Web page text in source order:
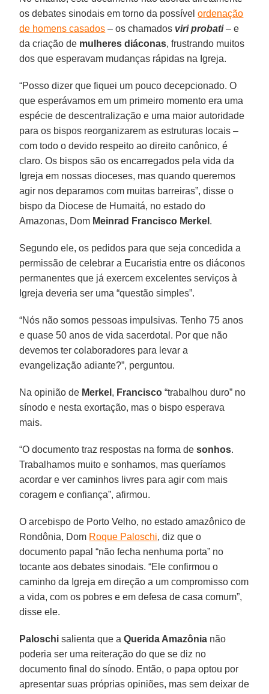
os debates sinodais em torno da possívelordenação
de homens casados – os chamados viri probati– e
da criação de mulheres diáconas, frustrando muitos
dos que esperavam mudanças rápidas na Igreja.
“Posso dizer que fiquei um pouco decepcionado. O
que esperávamos em um primeiro momento era uma
espécie de descentralização e uma maior autoridade
para os bispos reorganizarem as estruturas locais –
com todo o devido respeito ao direito canônico, é
claro. Os bispos são os encarregados pela vida da
Igreja em nossas dioceses, mas quando queremos
agir nos deparamos com muitas barreiras”, disse o
bispo da Diocese de Humaitá, no estado do
Amazonas, Dom Meinrad Francisco Merkel .
Segundo ele, os pedidos para que seja concedida a
permissão de celebrar a Eucaristia entre os diáconos
permanentes que já exercem excelentes serviços à
Igreja deveria ser uma “questão simples”.
“Nós não somos pessoas impulsivas. Tenho 75 anos
e quase 50 anos de vida sacerdotal. Por que não
devemos ter colaboradores para levar a
evangelização adiante?”, perguntou.
Na opinião de Merkel , Francisco “trabalhou duro” no
sínodo e nesta exortação, mas o bispo esperava
mais.
“O documento traz respostas na forma desonhos.
Trabalhamos muito e sonhamos, mas queríamos
acordar e ver caminhos livres para agir com mais
coragem e confiança”, afirmou.
O arcebispo de Porto Velho, no estado amazônico de
Rondônia, Dom Roque Paloschi, diz que o
documento papal “não fecha nenhuma porta” no
tocante aos debates sinodais. “Ele confirmou o
caminho da Igreja em direção a um compromisso com
a vida, com os pobres e em defesa de casa comum”,
disse ele.
Paloschi salienta que aQuerida Amazônia não
poderia ser uma reiteração do que se diz no
documento final do sínodo. Então, o papa optou por
apresentar suas próprias opiniões, mas sem deixar de